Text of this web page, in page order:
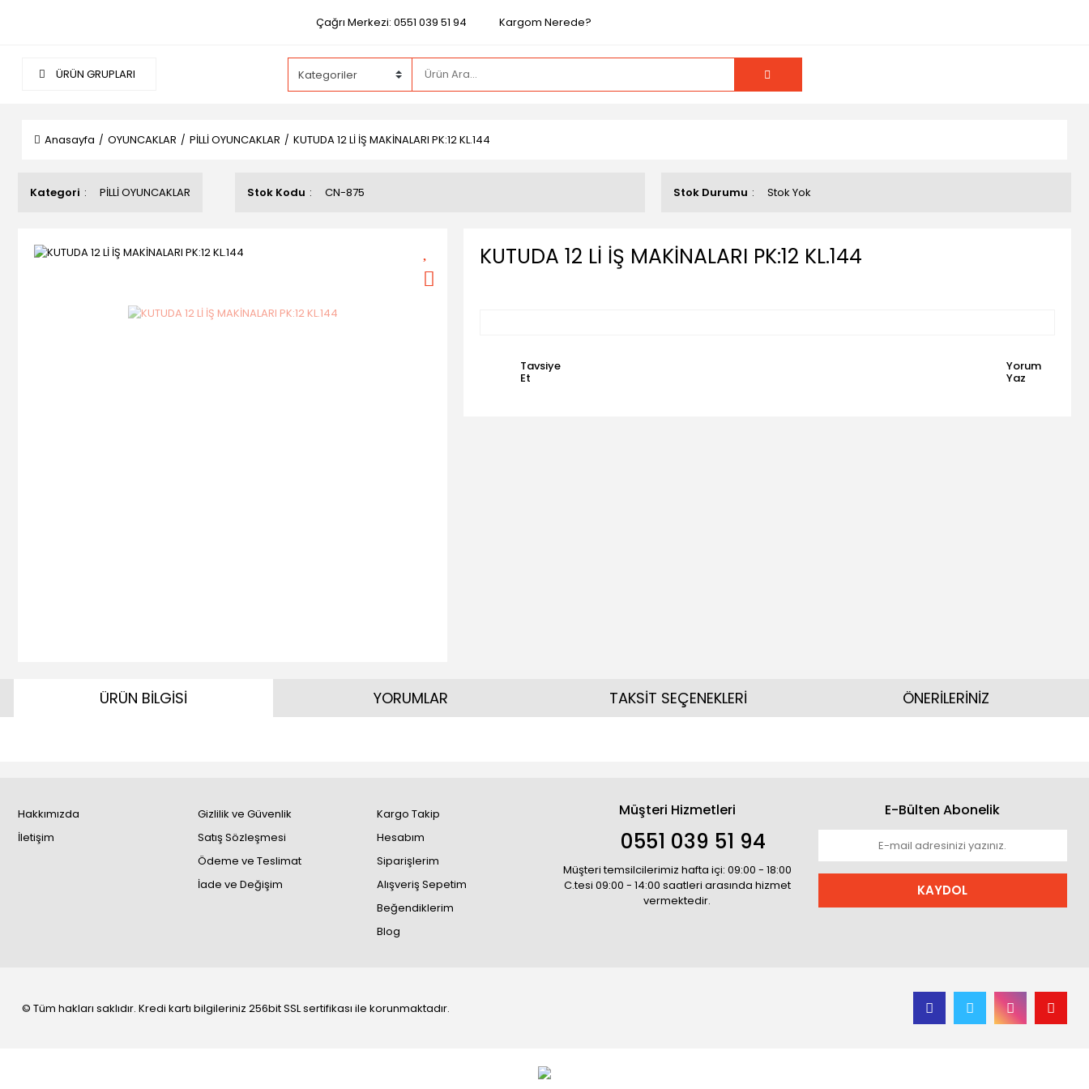
Çağrı Merkezi: 0551 039 51 94 Kargom Nerede?
ÜRÜN GRUPLARI
Anasayfa OYUNCAKLAR PİLLİ OYUNCAKLAR KUTUDA 12 Lİ İŞ MAKİNALARI PK:12 KL.144
Kategori PİLLİ OYUNCAKLAR Stok Kodu CN-875 Stok Durumu Stok Yok
KUTUDA 12 Lİ İŞ MAKİNALARI PK:12 KL.144
Tavsiye
Et
Yorum
Yaz
ÜRÜN BİLGİSİ YORUMLAR TAKSİT SEÇENEKLERİ ÖNERİLERİNİZ
Hakkımızda
İletişim
Gizlilik ve Güvenlik
Satış Sözleşmesi
Ödeme ve Teslimat
İade ve Değişim
Kargo Takip
Hesabım
Siparişlerim
Alışveriş Sepetim
Beğendiklerim
Blog
Müşteri Hizmetleri
0551 039 51 94
Müşteri temsilcilerimiz hafta içi: 09:00 - 18:00
C.tesi 09:00 - 14:00 saatleri arasında hizmet
vermektedir.
E-Bülten Abonelik
KAYDOL
© Tüm hakları saklıdır. Kredi kartı bilgileriniz 256bit SSL sertifikası ile korunmaktadır.